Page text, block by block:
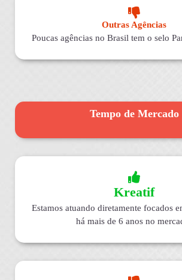
Outras Agências
Poucas agências no Brasil tem o selo
Tempo de Mercado
Kreatif
Estamos atuando diretamente focados
há mais de 6 anos no